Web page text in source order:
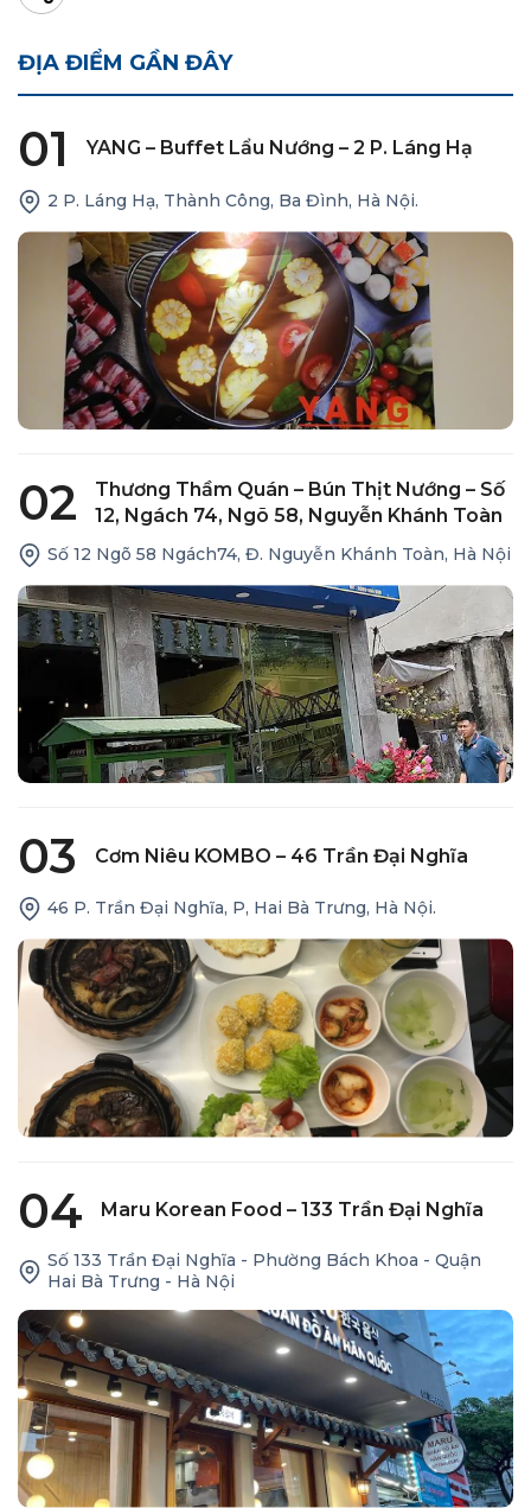
ĐỊA ĐIỂM GẦN ĐÂY
01 YANG – Buffet Lẩu Nướng – 2 P. Láng Hạ
2 P. Láng Hạ, Thành Công, Ba Đình, Hà Nội.
02
Thương Thầm Quán – Bún Thịt Nướng – Số
12, Ngách 74, Ngõ 58, Nguyễn Khánh Toàn
Số 12 Ngõ 58 Ngách74, Đ. Nguyễn Khánh Toàn, Hà Nội
03 Cơm Niêu KOMBO – 46 Trần Đại Nghĩa
46 P. Trần Đại Nghĩa, P, Hai Bà Trưng, Hà Nội.
04 Maru Korean Food – 133 Trần Đại Nghĩa
Số 133 Trần Đại Nghĩa - Phường Bách Khoa - Quận
Hai Bà Trưng - Hà Nội